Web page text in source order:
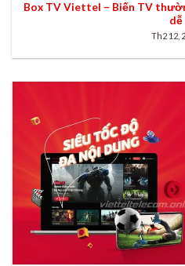
Box TV Viettel – Biến TV
dễ
Th2 12,